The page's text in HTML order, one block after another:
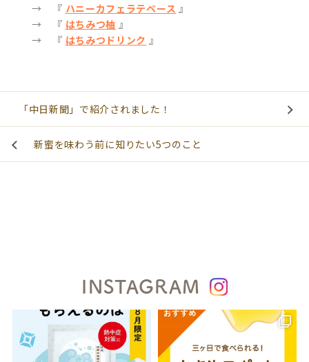
→ 『 ハニーカフェラテベース 』
→ 『 はちみつ柚 』
→ 『 はちみつドリンク 』
「中日新聞」で紹介されました！
新蜜を味わう前に知りたい5つのこと
INSTAGRAM